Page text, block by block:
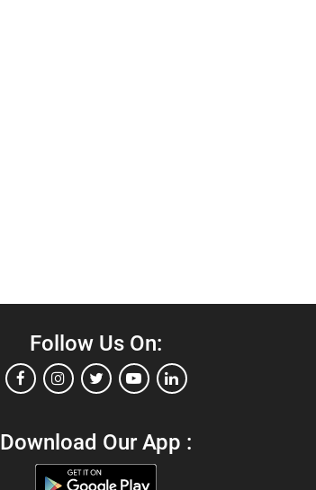
Follow Us On:
Download Our App :